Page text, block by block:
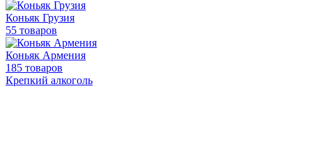
Коньяк Грузия
55 товаров
Коньяк Армения
185 товаров
Крепкий алкоголь